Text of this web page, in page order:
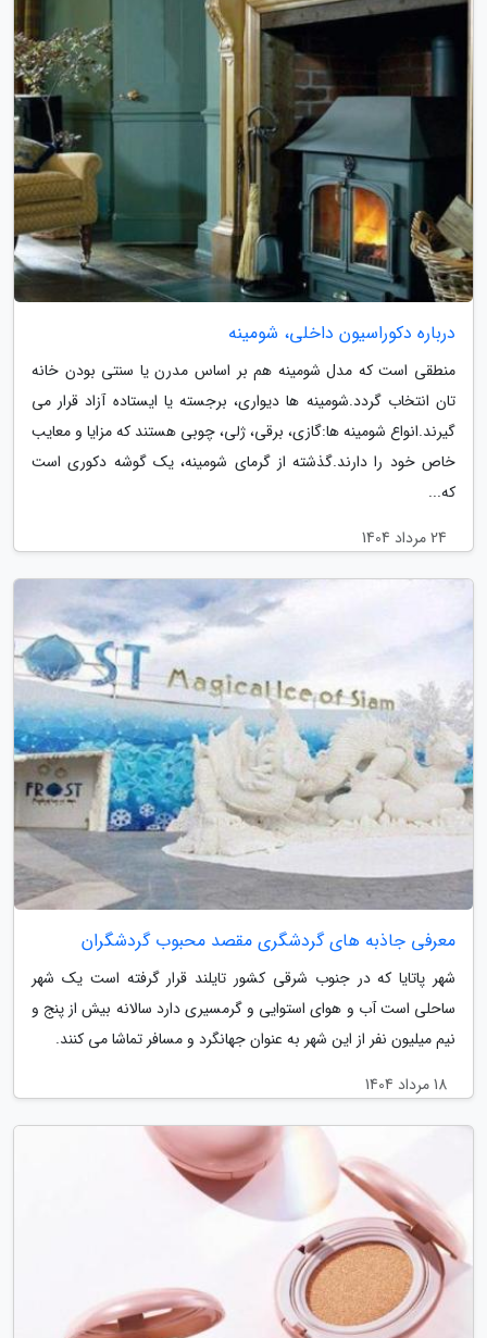
درباره دکوراسیون داخلی، شومینه
منطقی است که مدل شومینه هم بر اساس مدرن یا سنتی بودن خانه
تان انتخاب گردد.شومینه ها دیواری، برجسته یا ایستاده آزاد قرار می
گیرند.انواع شومینه ها:گازی، برقی، ژلی، چوبی هستند که مزایا و معایب
خاص خود را دارند.گذشته از گرمای شومینه، یک گوشه دکوری است
که...
24 مرداد 1404
معرفی جاذبه های گردشگری مقصد محبوب گردشگران
شهر پاتایا که در جنوب شرقی کشور تایلند قرار گرفته است یک شهر
ساحلی است آب و هوای استوایی و گرمسیری دارد سالانه بیش از پنج و
نیم میلیون نفر از این شهر به عنوان جهانگرد و مسافر تماشا می کنند.
18 مرداد 1404